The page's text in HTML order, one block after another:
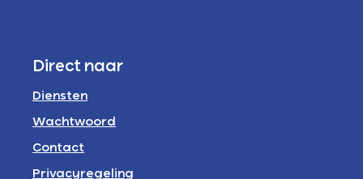
Direct naar
Diensten
Wachtwoord
Contact
Privacyregeling